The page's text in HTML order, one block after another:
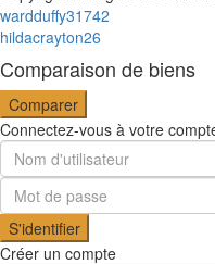
wardduffy31742
hildacrayton26
Comparaison de biens
Comparer
Connectez-vous à votre
S'identifier
Créer un compte